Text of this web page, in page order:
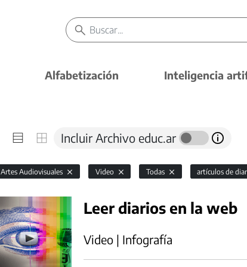
Alfabetización Inteligencia
Incluir Archivo educ.ar
Artes Audiovisuales Video Todas artículos de
Leer diarios en la web
Video | Infografía